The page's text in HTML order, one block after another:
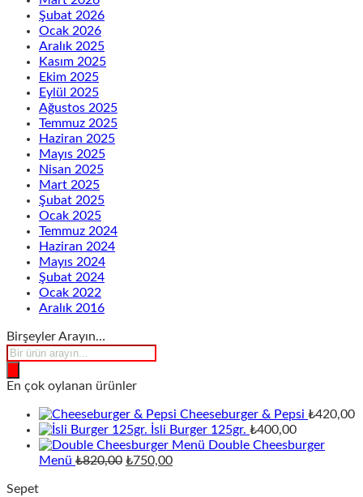
Şubat 2026
Ocak 2026
Aralık 2025
Kasım 2025
Ekim 2025
Eylül 2025
Ağustos 2025
Temmuz 2025
Haziran 2025
Mayıs 2025
Nisan 2025
Mart 2025
Şubat 2025
Ocak 2025
Temmuz 2024
Haziran 2024
Mayıs 2024
Şubat 2024
Ocak 2022
Aralık 2016
Birşeyler Arayın…
Products
search
En çok oylanan ürünler
Cheeseburger & Pepsi ₺420,00
İsli Burger 125gr. ₺400,00
Double Cheesburger
Menü ₺820,00 Orijinal
₺750,00Şu
Sepet